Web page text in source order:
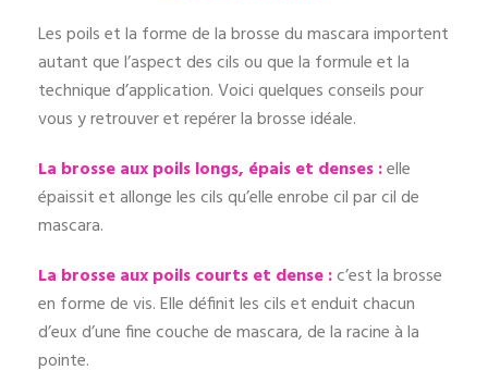
Les poils et la forme de la brosse du mascara importent
autant que l’aspect des cils ou que la formule et la
technique d’application.Voici quelques conseils pour
vous y retrouver et repérer la brosse idéale.
La brosse aux poils longs, épais et denses :elle
épaissit et allonge les cils qu’elle enrobe cil par cil de
mascara.
La brosse aux poils courts et dense :c’est la brosse
en forme de vis. Elle définit les cils et enduit chacun
d’eux d’une fine couche de mascara, de la racine à la
pointe.